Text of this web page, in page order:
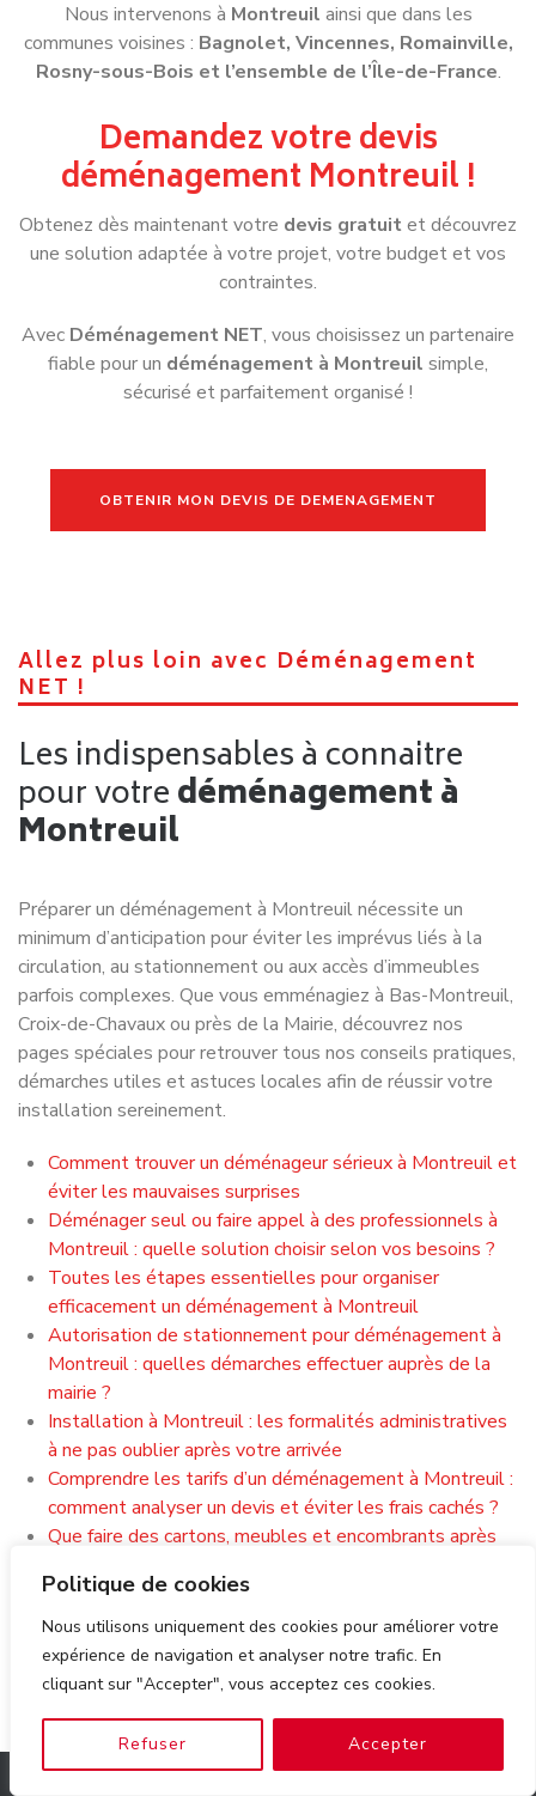
Politique de cookies
Nous utilisons uniquement des cookies pour améliorer votre
expérience de navigation et analyser notre trafic. En
cliquant sur "Accepter", vous acceptez ces cookies.
Refuser Accepter
Nous intervenons à Montreuil ainsi que dans les
communes voisines : Bagnolet, Vincennes, Romainville,
Rosny-sous-Bois et l’ensemble de l’Île-de-France.
Demandez votre devis
déménagement Montreuil !
Obtenez dès maintenant votre devis gratuitet découvrez
une solution adaptée à votre projet, votre budget et vos
contraintes.
Avec Déménagement NET, vous choisissez un partenaire
fiable pour un déménagement à Montreuil simple,
sécurisé et parfaitement organisé !
OBTENIR MON DEVIS DE DEMENAGEMENT
Allez plus loin avec Déménagement
NET !
Les indispensables à connaitre
pour votredéménagement à
Montreuil
Préparer un déménagement à Montreuil nécessite un
minimum d’anticipation pour éviter les imprévus liés à la
circulation, au stationnement ou aux accès d’immeubles
parfois complexes. Que vous emménagiez à Bas-Montreuil,
Croix-de-Chavaux ou près de la Mairie, découvrez nos
pages spéciales pour retrouver tous nos conseils pratiques,
démarches utiles et astuces locales afin de réussir votre
installation sereinement.
Comment trouver un déménageur sérieux à Montreuil et
éviter les mauvaises surprises
Déménager seul ou faire appel à des professionnels à
Montreuil : quelle solution choisir selon vos besoins ?
Toutes les étapes essentielles pour organiser
efficacement un déménagement à Montreuil
Autorisation de stationnement pour déménagement à
Montreuil : quelles démarches effectuer auprès de la
mairie ?
Installation à Montreuil : les formalités administratives
à ne pas oublier après votre arrivée
Comprendre les tarifs d’un déménagement à Montreuil :
comment analyser un devis et éviter les frais cachés ?
Que faire des cartons, meubles et encombrants après
S’installer à Montreuil après un déménagement :
découvrir les quartiers, les commerces et la vie locale
rapidement